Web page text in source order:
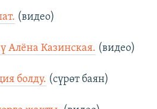
(видео)
Алёна Казинская. (видео)
болду. (сүрөт баян)